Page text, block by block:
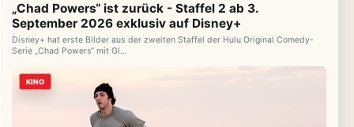
„Chad Powers“ ist zurück - Staffel 2 ab 3.
September 2026 exklusiv auf Disney+
Disney+ hat erste Bilder aus der zweiten Staffel der Hulu Original Comedy-
Serie „Chad Powers“ mit Gl…
KINO